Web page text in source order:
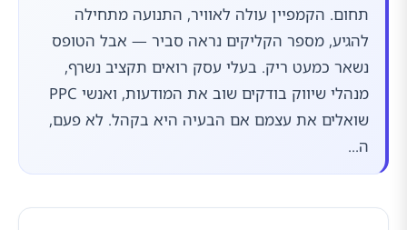
תחום. הקמפיין עולה לאוויר, התנועה מתחילה
להגיע, מספר הקליקים נראה סביר — אבל הטופס
נשאר כמעט ריק. בעלי עסק רואים תקציב נשרף,
מנהלי שיווק בודקים שוב את המודעות, ואנשי PPC
שואלים את עצמם אם הבעיה היא בקהל. לא פעם,
ה...